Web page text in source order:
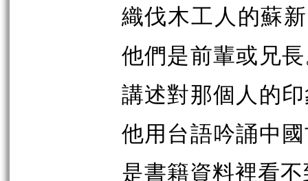
織伐木工人的蘇
他們是前輩或兄
講述對那個人的
他用台語吟誦中
是書籍資料裡看